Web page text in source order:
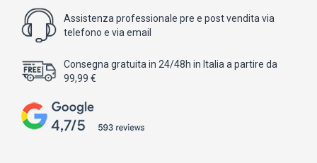
Assistenza professionale pre e post vendita via
telefono e via email
Consegna gratuita in 24/48h in Italia a partire da
99,99 €